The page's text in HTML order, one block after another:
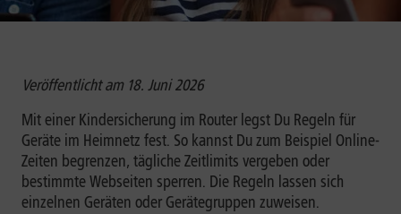
Veröffentlicht am 18. Juni 2026
Mit einer Kindersicherung im Router legst Du Regeln für
Geräte im Heimnetz fest. So kannst Du zum Beispiel Online-
Zeiten begrenzen, tägliche Zeitlimits vergeben oder
bestimmte Webseiten sperren. Die Regeln lassen sich
einzelnen Geräten oder Gerätegruppen zuweisen.